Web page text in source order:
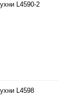
L4590-2
L4598